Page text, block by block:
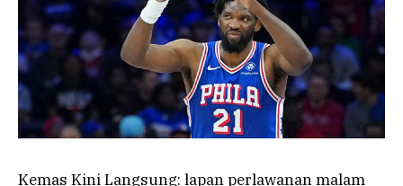
Kemas Kini Langsung: lapan perlawanan malam